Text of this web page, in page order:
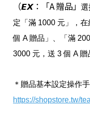
（𝙀𝙓：「A 贈品」
選
定「滿 1000 元」，
個 A 贈品」、「滿
3000 元，送 3 個 A 贈
＊贈品基本設定操作
https://shopstore.tw/